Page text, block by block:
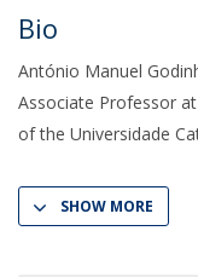
Bio
António Manuel
Associate Professor
of the Universidade
SHOW MORE